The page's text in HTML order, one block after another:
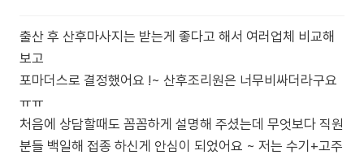
출산 후 산후마사지는 받는게 좋다고 해서 여러업체 비교해
보고
포마더스로 결정했어요 !~ 산후조리원은 너무비싸더라구요
ㅠㅠ
처음에 상담할때도 꼼꼼하게 설명해 주셨는데 무엇보다 직원
분들 백일해 접종 하신게 안심이 되었어요 ~ 저는 수기+고주